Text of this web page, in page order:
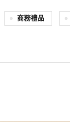
商務禮品